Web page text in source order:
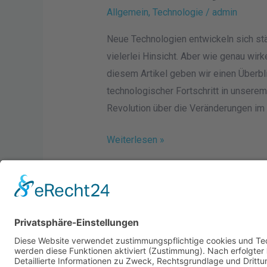
Allgemein, Technologie / admin
Neue Technologien entwickeln sich
vielerlei Hinsicht. Aber wie genau
diesem Artikel geben wir einen
technologischer Fortschritt in
Revolution über die Veränderungen
Weiterlesen »